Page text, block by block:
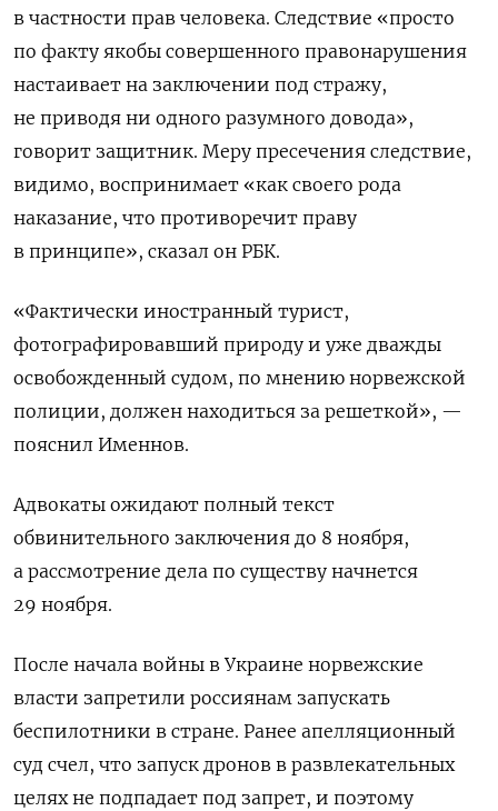
в частности прав человека. Следствие «просто
по факту якобы совершенного правонарушения
настаивает на заключении под стражу,
не приводя ни одного разумного довода»,
говорит защитник. Меру пресечения следствие,
видимо, воспринимает «как своего рода
наказание, что противоречит праву
в принципе», сказал он РБК.
«Фактически иностранный турист,
фотографировавший природу и уже дважды
освобожденный судом, по мнению норвежской
полиции, должен находиться за решеткой», —
пояснил Именнов.
Адвокаты ожидают полный текст
обвинительного заключения до 8 ноября,
а рассмотрение дела по существу начнется
29 ноября.
После начала войны в Украине норвежские
власти запретили россиянам запускать
беспилотники в стране. Ранее апелляционный
суд счел, что запуск дронов в развлекательных
целях не подпадает под запрет, и поэтому